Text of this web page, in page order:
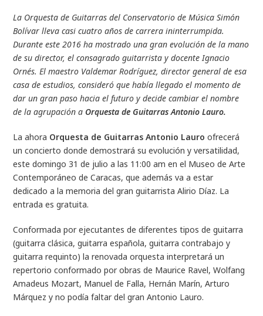
La Orquesta de Guitarras del Conservatorio de Música Simón
Bolívar lleva casi cuatro años de carrera ininterrumpida.
Durante este 2016 ha mostrado una gran evolución de la mano
de su director, el consagrado guitarrista y docente Ignacio
Ornés. El maestro Valdemar Rodríguez, director general de esa
casa de estudios, consideró que había llegado el momento de
dar un gran paso hacia el futuro y decide cambiar el nombre
de la agrupación a Orquesta de Guitarras Antonio Lauro.
La ahora Orquesta de Guitarras Antonio Lauroofrecerá
un concierto donde demostrará su evolución y versatilidad,
este domingo 31 de julio a las 11:00 am en el Museo de Arte
Contemporáneo de Caracas, que además va a estar
dedicado a la memoria del gran guitarrista Alirio Díaz. La
entrada es gratuita.
Conformada por ejecutantes de diferentes tipos de guitarra
(guitarra clásica, guitarra española, guitarra contrabajo y
guitarra requinto) la renovada orquesta interpretará un
repertorio conformado por obras de Maurice Ravel, Wolfang
Amadeus Mozart, Manuel de Falla, Hernán Marín, Arturo
Márquez y no podía faltar del gran Antonio Lauro.